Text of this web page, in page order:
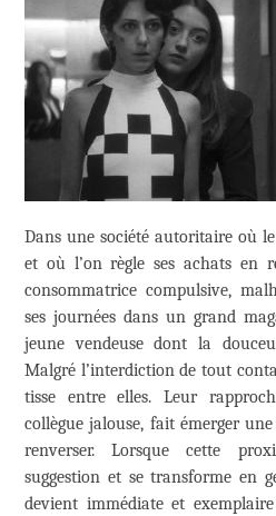
Dans une société autoritaire où
et où l’on règle ses achats en
consommatrice compulsive,
ses journées dans un grand
jeune vendeuse dont la
Malgré l’interdiction de tout
tisse entre elles. Leur
collègue jalouse, fait émerger
renverser. Lorsque cette
suggestion et se transforme en
devient immédiate et